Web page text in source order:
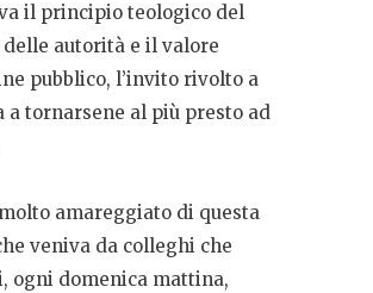
il principio teologico del
autorità e il valore
pubblico, l’invito rivolto a
a tornarsene al più presto ad
amareggiato di questa
veniva da colleghi che
ogni domenica mattina,